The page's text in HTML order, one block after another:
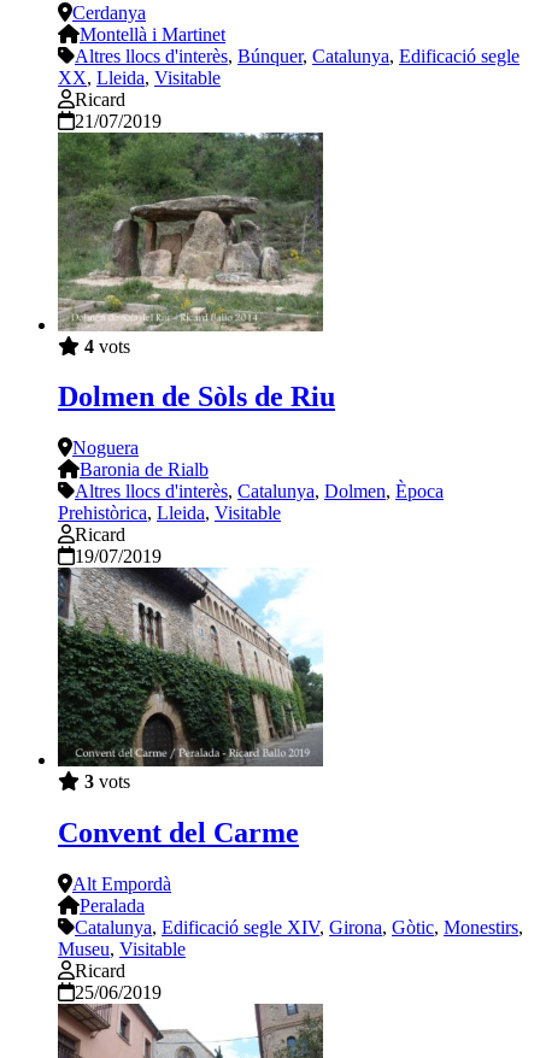
Cerdanya
Montellà i Martinet
Altres llocs d'interès, Búnquer, Catalunya, Edificació segle
XX, Lleida, Visitable
Ricard
21/07/2019
4 vots
Dolmen de Sòls de Riu
Noguera
Baronia de Rialb
Altres llocs d'interès, Catalunya, Dolmen, Època
Prehistòrica, Lleida, Visitable
Ricard
19/07/2019
3 vots
Convent del Carme
Alt Empordà
Peralada
Catalunya, Edificació segle XIV, Girona, Gòtic, Monestirs,
Museu, Visitable
Ricard
25/06/2019